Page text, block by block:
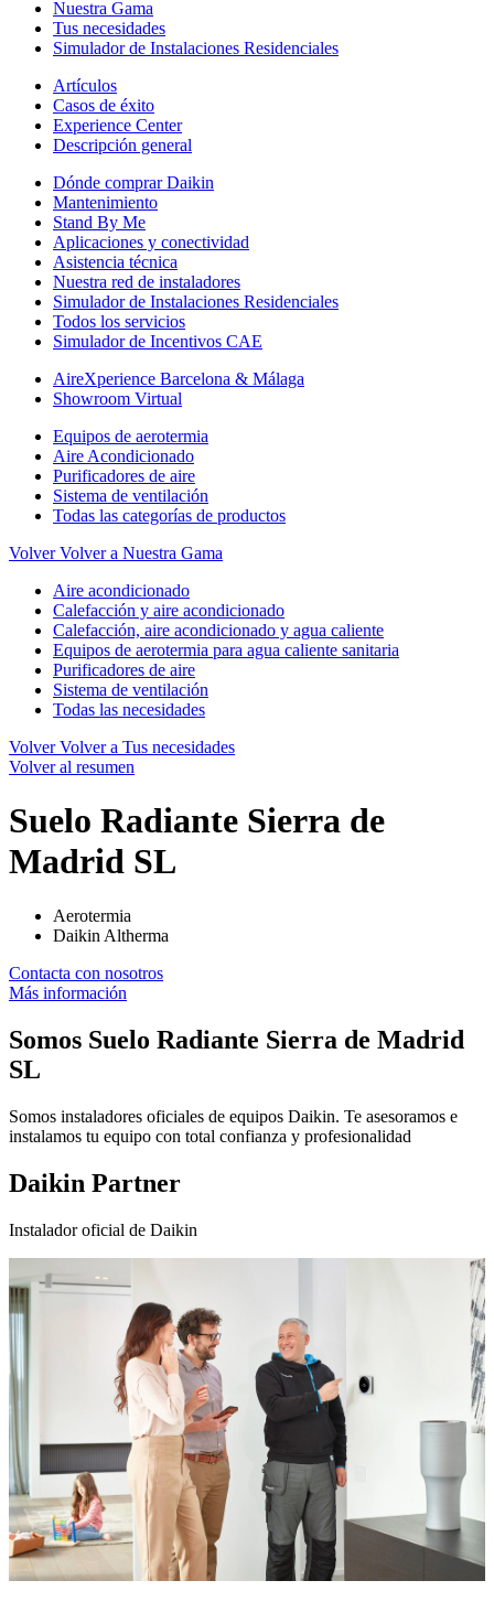
Nuestra Gama
Tus necesidades
Simulador de Instalaciones Residenciales
Artículos
Casos de éxito
Experience Center
Descripción general
Dónde comprar Daikin
Mantenimiento
Stand By Me
Aplicaciones y conectividad
Asistencia técnica
Nuestra red de instaladores
Simulador de Instalaciones Residenciales
Todos los servicios
Simulador de Incentivos CAE
AireXperience Barcelona & Málaga
Showroom Virtual
Equipos de aerotermia
Aire Acondicionado
Purificadores de aire
Sistema de ventilación
Todas las categorías de productos
Volver Volver a Nuestra Gama
Aire acondicionado
Calefacción y aire acondicionado
Calefacción, aire acondicionado y agua caliente
Equipos de aerotermia para agua caliente sanitaria
Purificadores de aire
Sistema de ventilación
Todas las necesidades
Volver Volver a Tus necesidades
Volver al resumen
Suelo Radiante Sierra de
Madrid SL
Aerotermia
Daikin Altherma
Contacta con nosotros
Más información
Somos Suelo Radiante Sierra de Madrid
SL
Somos instaladores oficiales de equipos Daikin. Te asesoramos e
instalamos tu equipo con total confianza y profesionalidad
Daikin Partner
Instalador oficial de Daikin